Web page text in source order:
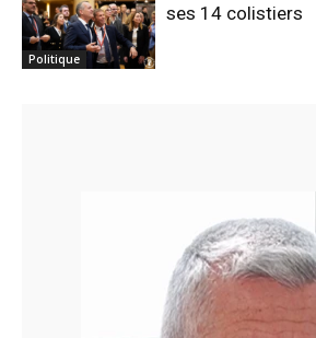
Politique
ses 14 colistiers